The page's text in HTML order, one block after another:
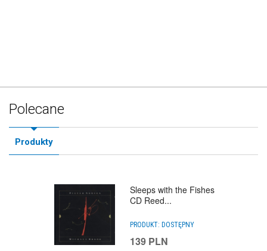
Polecane
Produkty
Sleeps with the Fishes
CD Reed...
PRODUKT: DOSTĘPNY
139 PLN